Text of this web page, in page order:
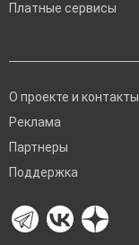
Платные сервисы
О проекте и контакты
Реклама
Партнеры
Поддержка